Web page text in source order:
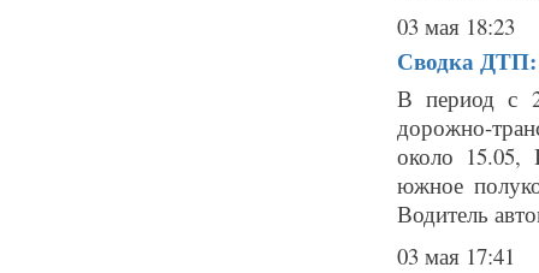
03 мая 18:23
Сводка ДТП:
В период с
дорожно-
около 15.05,
южное
Водитель
03 мая 17:41